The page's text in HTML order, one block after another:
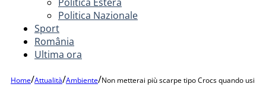
Politica Nazionale
Sport
România
Ultima ora
Home/Attualità/Ambiente/Non metterai più scarpe tipo Crocs quando usi